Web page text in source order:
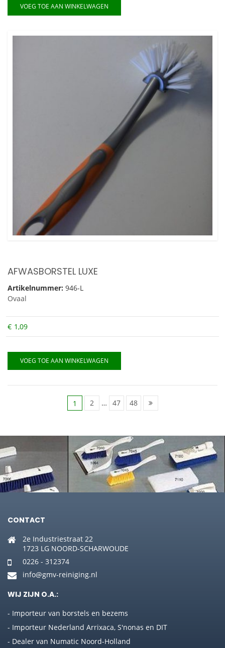
VOEG TOE AAN WINKELWAGEN
AFWASBORSTEL LUXE
Artikelnummer: 946-L
Ovaal
€ 1,09
VOEG TOE AAN WINKELWAGEN
1 2 … 47 48
CONTACT
2e Industriestraat 22
1723 LG NOORD-SCHARWOUDE
0226 - 312374
info@gmv-reiniging.nl
WIJ ZIJN O.A.:
- Importeur van borstels en bezems
- Importeur Nederland Arrixaca, S'nonas en DIT
- Dealer van Numatic Noord-Holland